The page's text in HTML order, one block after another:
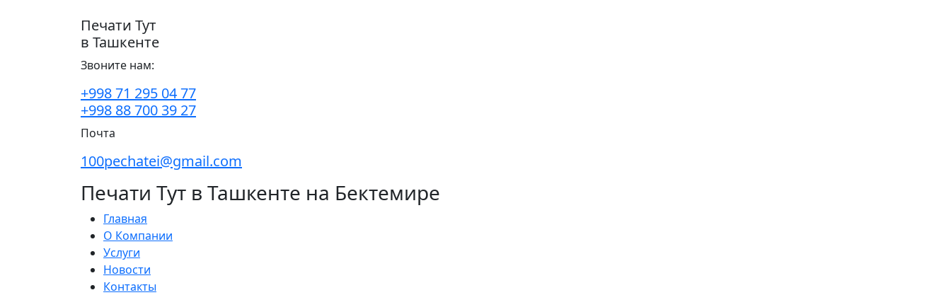
Печати Тут
в Ташкенте
Звоните нам:
+998 71 295 04 77
+998 88 700 39 27
Почта
100pechatei@gmail.com
Печати Тут в Ташкенте на Бектемире
Главная
О Компании
Услуги
Новости
Контакты